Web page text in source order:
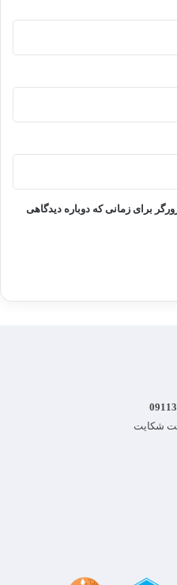
برای زمانی که دوباره دیدگاهی
شکایت